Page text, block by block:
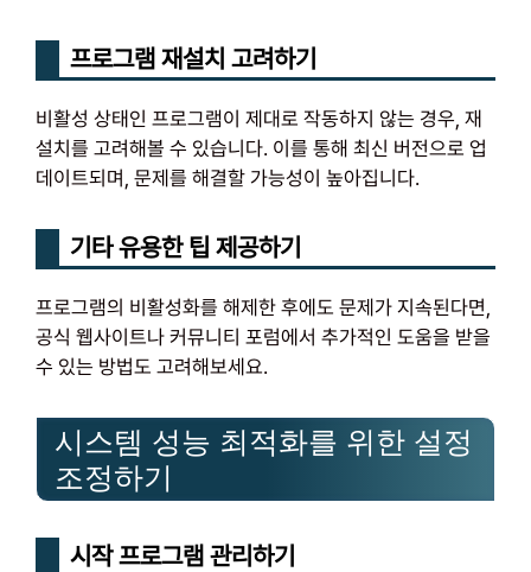
프로그램 재설치 고려하기
비활성 상태인 프로그램이 제대로 작동하지 않는 경우, 재
설치를 고려해볼 수 있습니다. 이를 통해 최신 버전으로 업
데이트되며, 문제를 해결할 가능성이 높아집니다.
기타 유용한 팁 제공하기
프로그램의 비활성화를 해제한 후에도 문제가 지속된다면,
공식 웹사이트나 커뮤니티 포럼에서 추가적인 도움을 받을
수 있는 방법도 고려해보세요.
시스템 성능 최적화를 위한 설정
조정하기
시작 프로그램 관리하기